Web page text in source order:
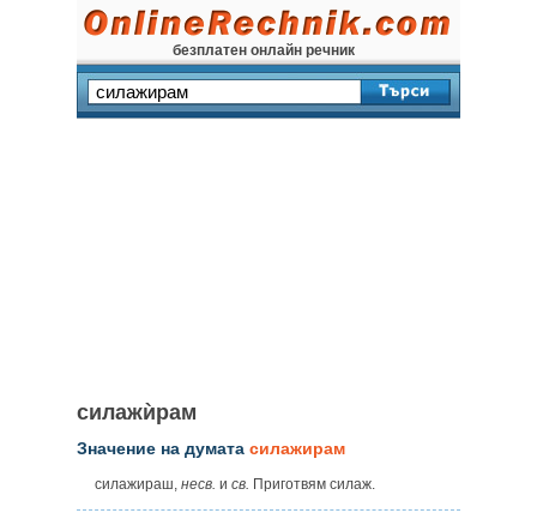
безплатен онлайн речник
силажѝрам
Значение на думата силажирам
силажираш, несв. и св. Приготвям силаж.